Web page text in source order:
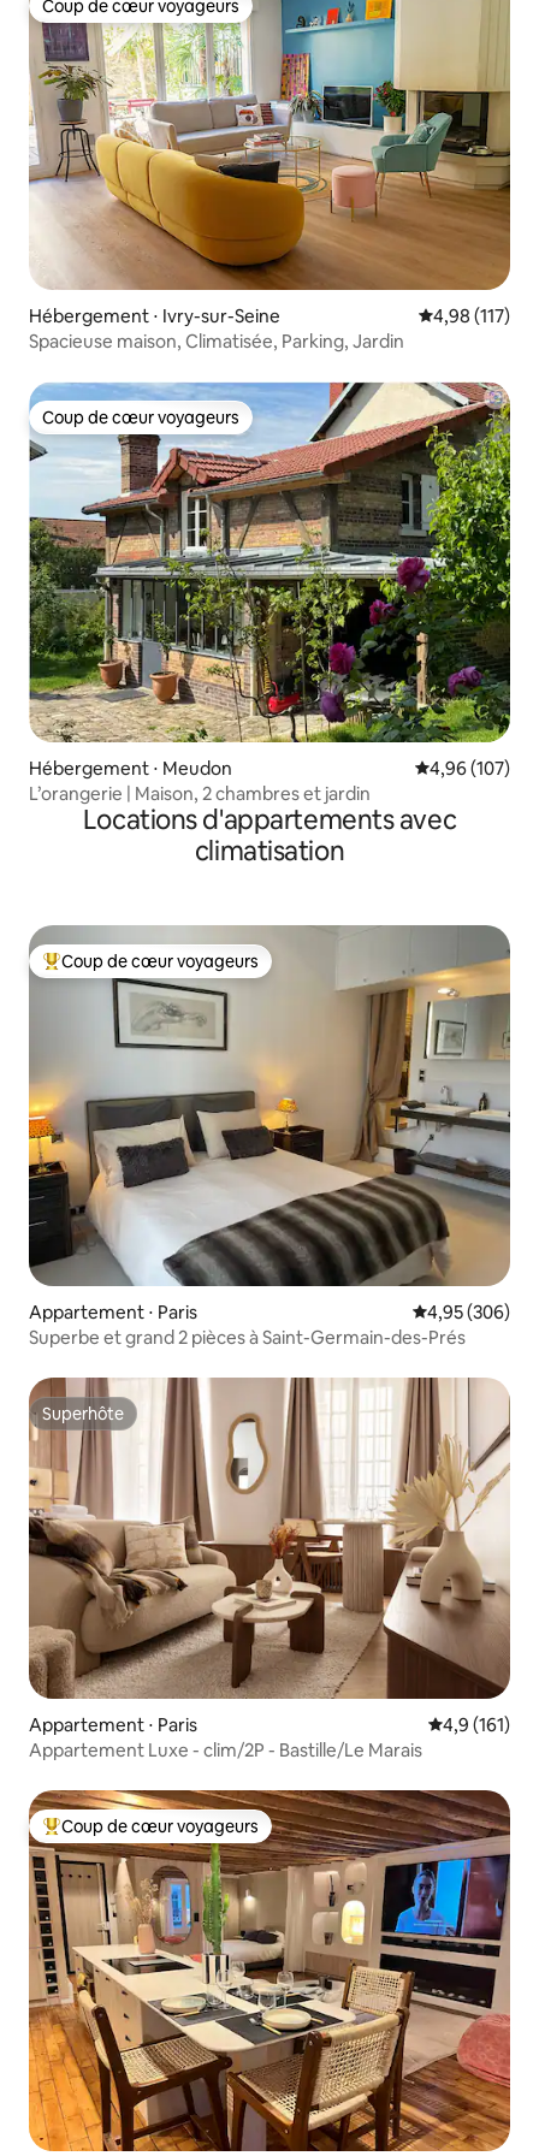
Coup de cœur voyageurs
Coup de cœur voyageurs
Hébergement ⋅ Ivry-sur-Seine Évaluation
4,98 (117)
Spacieuse maison, Climatisée, Parking, Jardin
Coup de cœur voyageurs
Coup de cœur voyageurs
Hébergement ⋅ Meudon Évaluation
4,96 (107)
L’orangerie | Maison, 2 chambres et jardin
Locations d'appartements avec
climatisation
Coups de cœur voyageurs les plus appréciés
Coup de cœur voyageurs
Appartement ⋅ Paris Évaluation
4,95 (306)
Superbe et grand 2 pièces à Saint-Germain-des-Prés
Superhôte
Superhôte
Appartement ⋅ Paris Évaluation
4,9 (161)
Appartement Luxe - clim/2P - Bastille/Le Marais
Coups de cœur voyageurs les plus appréciés
Coup de cœur voyageurs